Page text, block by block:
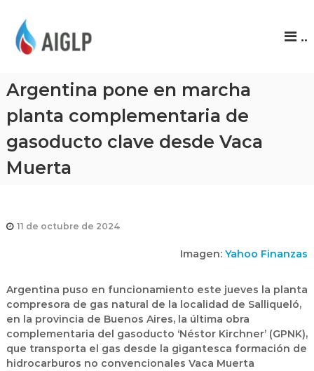
P
..
Argentina pone en marcha
planta complementaria de
gasoducto clave desde Vaca
Muerta
11 de octubre de 2024
Imagen:Yahoo Finanzas
Argentina puso en funcionamiento este jueves la planta
compresora de gas natural de la localidad de Salliqueló,
en la provincia de Buenos Aires, la última obra
complementaria del gasoducto ‘Néstor Kirchner’ (GPNK),
que transporta el gas desde la gigantesca formación de
hidrocarburos no convencionales Vaca Muerta